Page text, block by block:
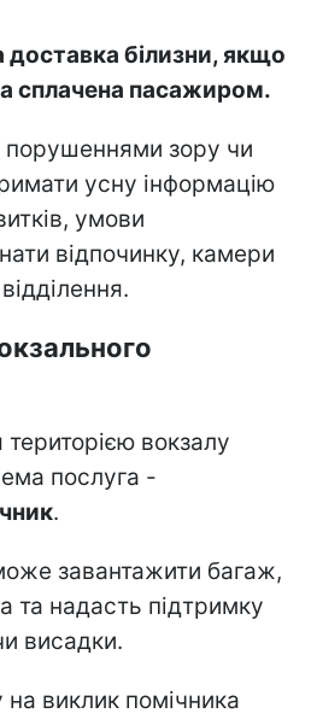
доставка білизни, якщо
сплачена пасажиром.
порушеннями зору чи
усну інформацію
умови
відпочинку, камери
вокзалу
послуга -
.
завантажити багаж,
та надасть підтримку
висадки.
виклик помічника